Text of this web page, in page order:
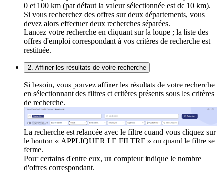
0 et 100 km (par défaut la valeur sélectionnée est de 10 km).
Si vous recherchez des offres sur deux départements, vous
devez alors effectuer deux recherches séparées.
Lancez votre recherche en cliquant sur la loupe ; la liste des
offres d'emploi correspondant à vos critères de recherche est
restituée.
2. Affiner les résultats de votre recherche
Si besoin, vous pouvez affiner les résultats de votre recherche
en sélectionnant des filtres et critères présents sous les critères
de recherche.
La recherche est relancée avec le filtre quand vous cliquez sur
le bouton « APPLIQUER LE FILTRE » ou quand le filtre se
ferme.
Pour certains d'entre eux, un compteur indique le nombre
d'offres correspondant.